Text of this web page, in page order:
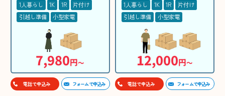
1人暮らし 1K 1R
片付け
引越し準備
小型家電
7,980円〜
電話で申込み フォームで申込み
1人暮らし 1K 1R
片付け
引越し準備
小型家電
12,000円〜
電話で申込み フォームで申込み